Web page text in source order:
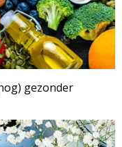
gezonder
ARTIKEL